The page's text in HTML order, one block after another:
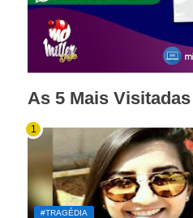
As 5 Mais Visitadas
#TRAGÉDIA